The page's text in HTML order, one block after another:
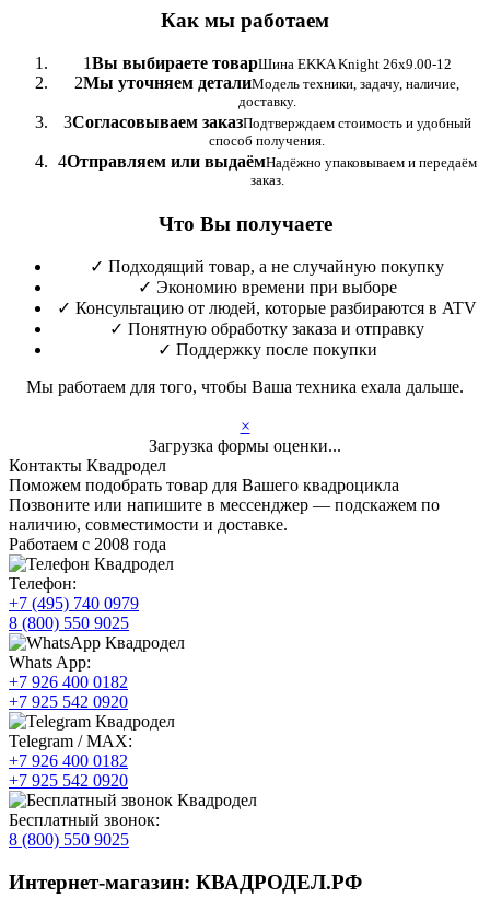
Как мы работаем
1Вы выбираете товарШина EKKA Knight 26x9.00-12
2Мы уточняем деталиМодель техники, задачу, наличие,
доставку.
3Согласовываем заказПодтверждаем стоимость и удобный
способ получения.
4Отправляем или выдаёмНадёжно упаковываем и передаём
заказ.
Что Вы получаете
✓ Подходящий товар, а не случайную покупку
✓ Экономию времени при выборе
✓ Консультацию от людей, которые разбираются в ATV
✓ Понятную обработку заказа и отправку
✓ Поддержку после покупки
Мы работаем для того, чтобы Ваша техника ехала дальше.
×
Загрузка формы оценки...
Контакты Квадродел
Поможем подобрать товар для Вашего квадроцикла
Позвоните или напишите в мессенджер — подскажем по
наличию, совместимости и доставке.
Работаем с 2008 года
Телефон:
+7 (495) 740 0979
8 (800) 550 9025
Whats App:
+7 926 400 0182
+7 925 542 0920
Telegram / MAX:
+7 926 400 0182
+7 925 542 0920
Бесплатный звонок:
8 (800) 550 9025
Интернет-магазин: КВАДРОДЕЛ.РФ